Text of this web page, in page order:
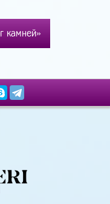
камней»